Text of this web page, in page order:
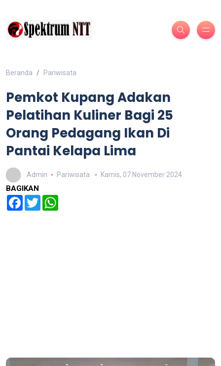
Beranda Pariwisata
Pemkot Kupang Adakan
Pelatihan Kuliner Bagi 25
Orang Pedagang Ikan Di
Pantai Kelapa Lima
Admin Pariwisata Kamis, 07 November 2024
BAGIKAN
Facebook
Twitter